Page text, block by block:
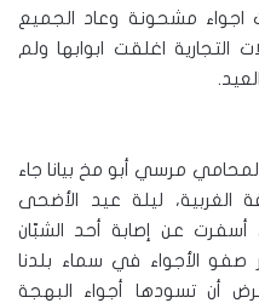
اجواء مشحونة وعاد الجميع
التجارية اغلقت ابوابها ولم
مرسي أبو مخ بيانا جاء
الغربية، ليلة عيد الأضحى
أسفرت عن إصابة أحد الشبّان
صفو الأجواء في سماء بلدنا
أن تسودها أجواء البهجة